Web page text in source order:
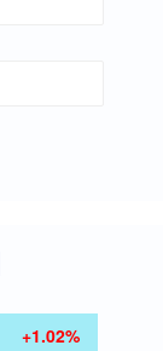
+1.02%